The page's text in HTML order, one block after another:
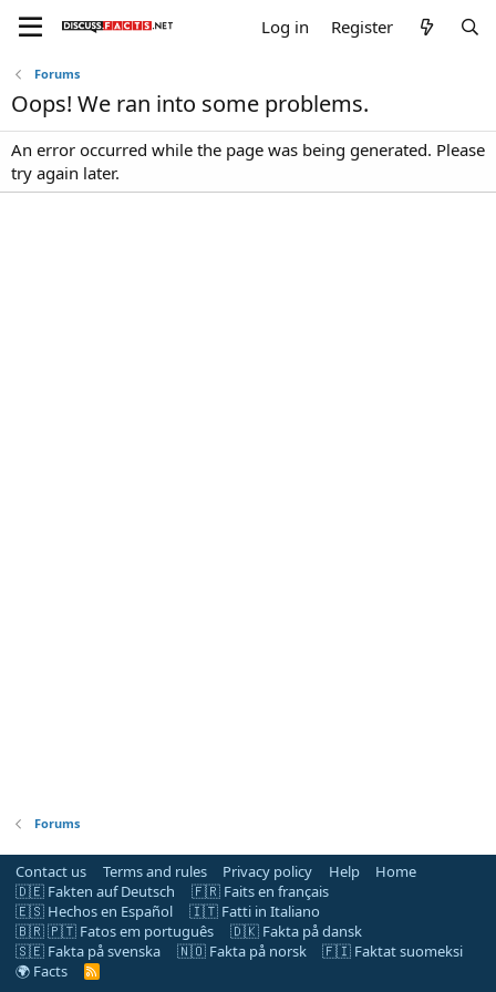
Log in Register
Forums
Oops! We ran into some problems.
An error occurred while the page was being generated. Please
try again later.
Forums
Contact us Terms and rules Privacy policy Help
Home
🇩🇪 Fakten auf Deutsch
🇫🇷 Faits en français
🇪🇸 Hechos en Español
🇮🇹 Fatti in Italiano
🇧🇷 🇵🇹 Fatos em português
🇩🇰 Fakta på dansk
🇸🇪 Fakta på svenska
🇳🇴 Fakta på norsk
🇫🇮 Faktat suomeksi
🌍 Facts
R